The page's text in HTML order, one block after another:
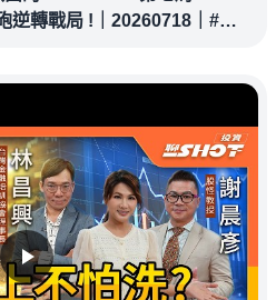
逆轉戰局 !｜20260718｜#洛